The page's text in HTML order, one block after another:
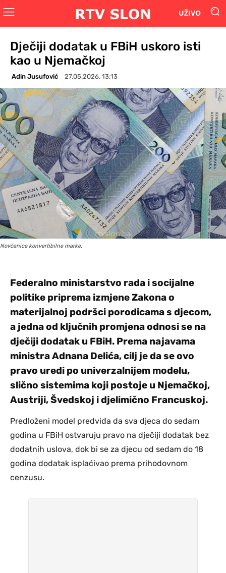
UŽIVO
Dječiji dodatak u FBiH uskoro isti
kao u Njemačkoj
Adin Jusufović 27.05.2026. 13:13
Novčanice konvertibilne marke.
Federalno ministarstvo rada i socijalne
politike priprema izmjene Zakona o
materijalnoj podršci porodicama s djecom,
a jedna od ključnih promjena odnosi se na
dječiji dodatak u FBiH. Prema najavama
ministra Adnana Delića, cilj je da se ovo
pravo uredi po univerzalnijem modelu,
slično sistemima koji postoje u Njemačkoj,
Austriji, Švedskoj i djelimično Francuskoj.
Predloženi model predviđa da sva djeca do sedam
godina u FBiH ostvaruju pravo na dječiji dodatak bez
dodatnih uslova, dok bi se za djecu od sedam do 18
godina dodatak isplaćivao prema prihodovnom
cenzusu.